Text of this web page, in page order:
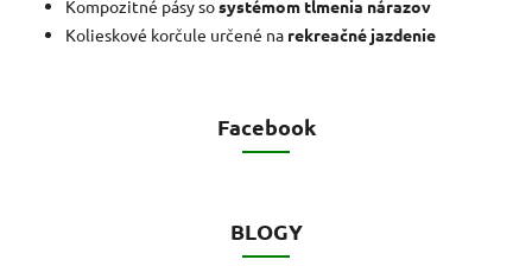
Kompozitné pásy sosystémom tlmenia nárazov
Kolieskové korčule určené na rekreačné jazdenie
Facebook
BLOGY